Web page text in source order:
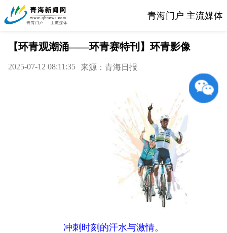
青海门户 主流媒体
【环青观潮涌——环青赛特刊】环青影像
2025-07-12 08:11:35 来源：青海日报
冲刺时刻的汗水与激情。